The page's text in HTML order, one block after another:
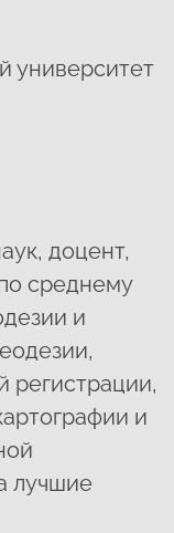
университет
доцент,
среднему
и
регистрации,
и
лучшие